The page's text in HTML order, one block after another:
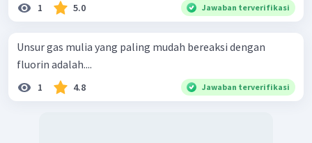
1 5.0 Jawaban terverifikasi
Unsur gas mulia yang paling mudah bereaksi dengan
fluorin adalah....
1 4.8 Jawaban terverifikasi